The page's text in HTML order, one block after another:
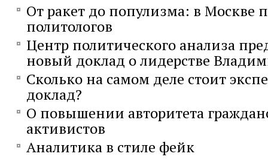
От ракет до популизма: в Москве
политологов
Центр политического анализа
новый доклад о лидерстве
Сколько на самом деле стоит
доклад?
О повышении авторитета
активистов
Аналитика в стиле фейк